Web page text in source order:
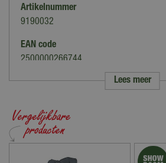
Artikelnummer
9190032
EAN code
2500000266744
Merk
Kleur
Oranje
Hoofdmateriaal
Lees meer